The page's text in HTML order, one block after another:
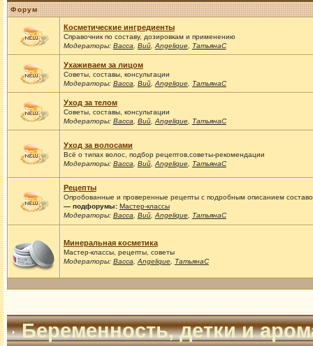
Форум
Косметические ингредиенты
Справочник по составу, дозировкам и применению
Модераторы: Васса Вий, Angelique, ТатьянаС
Ухаживаем за лицом
Советы, составы, консультации
Модераторы: Васса Вий, Angelique, ТатьянаС
Уход за телом
Советы, составы, консультации
Модераторы: Васса Вий, Angelique, ТатьянаС
Уход за волосами
Всё о типах волос, подбор рецептов,советы-рекомендации
Модераторы: Васса Вий, Angelique, ТатьянаС
Рецепты
Опробованные и проверенные рецепты с подробным описанием
— подфорумы: Мастер-классы
Модераторы: Васса Вий, Angelique, ТатьянаС
Минеральная косметика
Мастер-классы, рецепты, советы
Модераторы: Васса Angelique, ТатьянаС
Беременность, детки и